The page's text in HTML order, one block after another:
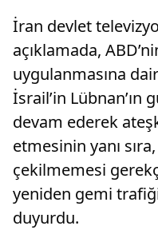
İran devlet
açıklamada,
uygulanmasına
İsrail’in Lübnan’ın
devam ederek
etmesinin yanı
çekilmemesi
yeniden gemi
duyurdu.